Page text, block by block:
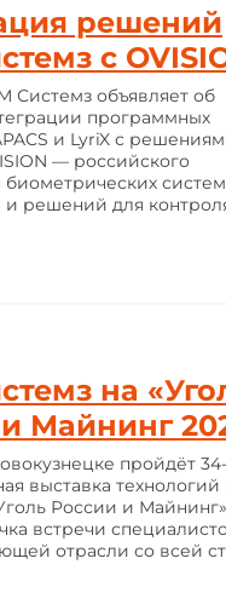
решений
с
Системз объявляет об
программных
и LyriX с
— российского
биометрических систем
и решений для
на
Майнинг
пройдёт
выставка технологий
России и
встречи
отрасли со всей